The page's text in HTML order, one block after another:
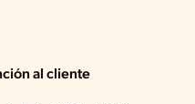
al cliente